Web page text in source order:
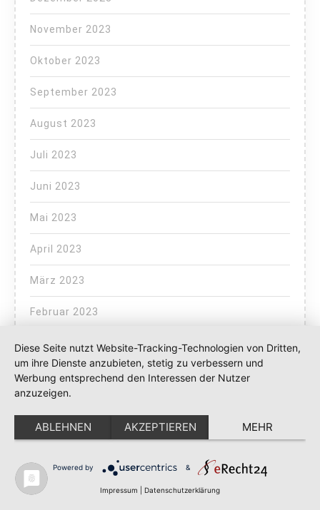
November 2023
Oktober 2023
September 2023
August 2023
Juli 2023
Juni 2023
Mai 2023
April 2023
März 2023
Februar 2023
Januar 2023
Dezember 2022
August 2022
Juli 2022
Diese Seite nutzt Website-Tracking-Technologien von Dritten,
um ihre Dienste anzubieten, stetig zu verbessern und
Werbung entsprechend den Interessen der Nutzer
anzuzeigen.
ABLEHNEN AKZEPTIEREN MEHR
Powered by &
Impressum Datenschutzerklärung